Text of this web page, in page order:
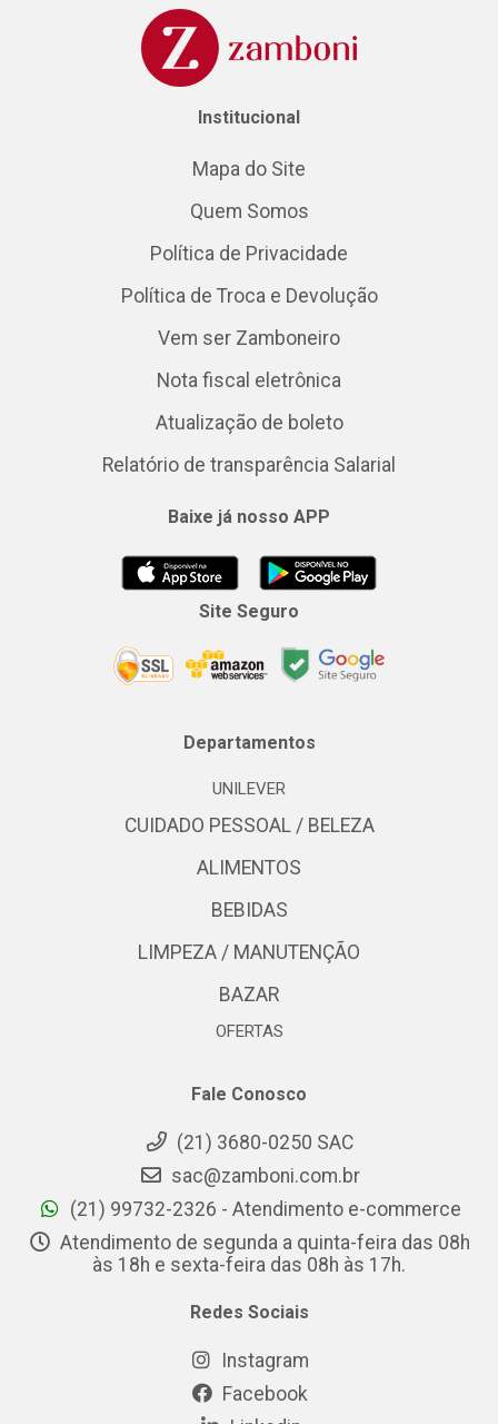
Institucional
Mapa do Site
Quem Somos
Política de Privacidade
Política de Troca e Devolução
Vem ser Zamboneiro
Nota fiscal eletrônica
Atualização de boleto
Relatório de transparência Salarial
Baixe já nosso APP
Site Seguro
Departamentos
UNILEVER
CUIDADO PESSOAL / BELEZA
ALIMENTOS
BEBIDAS
LIMPEZA / MANUTENÇÃO
BAZAR
OFERTAS
Fale Conosco
(21) 3680-0250 SAC
sac@zamboni.com.br
(21) 99732-2326 - Atendimento e-commerce
Atendimento de segunda a quinta-feira das 08h
às 18h e sexta-feira das 08h às 17h.
Redes Sociais
Instagram
Facebook